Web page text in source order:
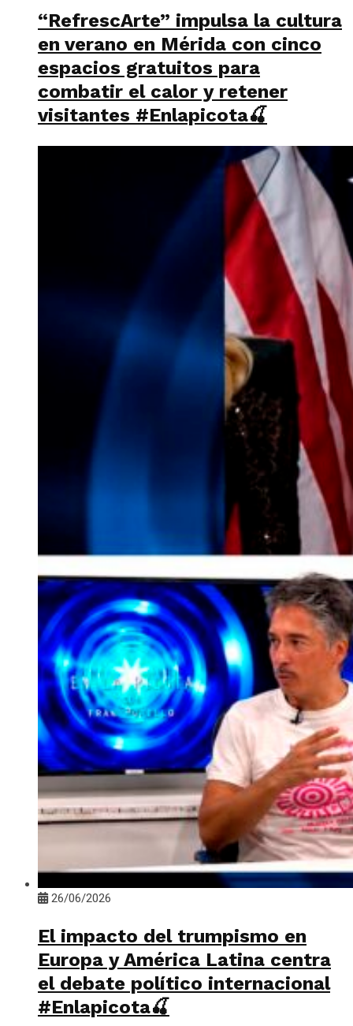
“RefrescArte” impulsa la cultura
en verano en Mérida con cinco
espacios gratuitos para
combatir el calor y retener
visitantes #Enlapicota🍒
26/06/2026
El impacto del trumpismo en
Europa y América Latina centra
el debate político internacional
#Enlapicota🍒